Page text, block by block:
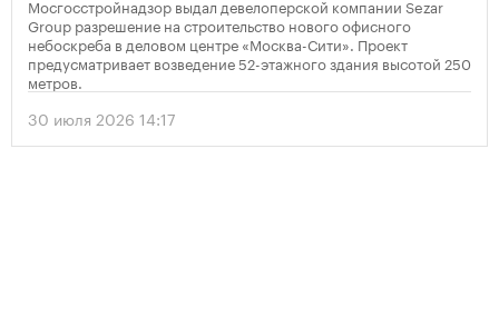
Мосгосстройнадзор выдал девелоперской компании Sezar
Group разрешение на строительство нового офисного
небоскреба в деловом центре «Москва-Сити». Проект
предусматривает возведение 52-этажного здания высотой 250
метров.
30 июля 2026 14:17